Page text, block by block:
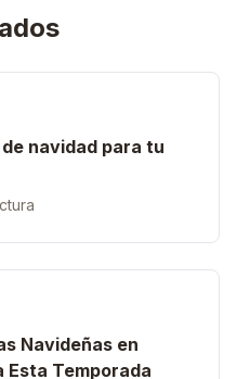
navidad para tu
Navideñas en
Esta Temporada